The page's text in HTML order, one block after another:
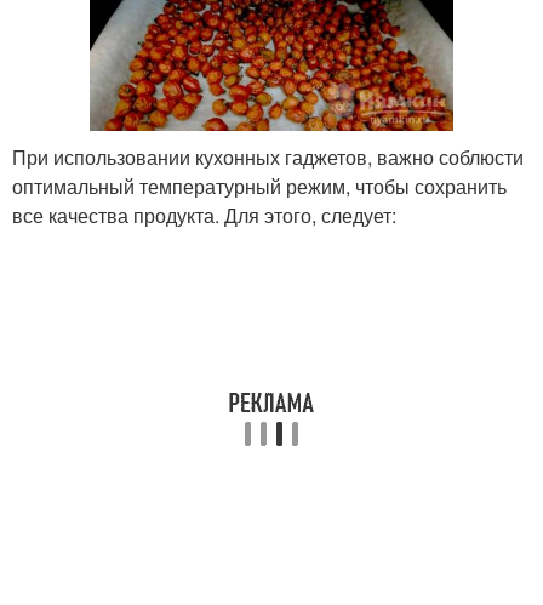
При использовании кухонных гаджетов, важно соблюсти
оптимальный температурный режим, чтобы сохранить
все качества продукта. Для этого, следует: